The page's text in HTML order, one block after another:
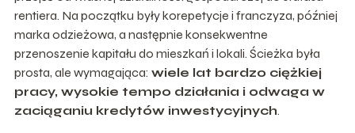
rentiera. Na początku były korepetycje i franczyza, później
marka odzieżowa, a następnie konsekwentne
przenoszenie kapitału do mieszkań i lokali. Ścieżka była
prosta, ale wymagająca: wiele lat bardzo ciężkiej
pracy, wysokie tempo działania i odwaga w
zaciąganiu kredytów inwestycyjnych.